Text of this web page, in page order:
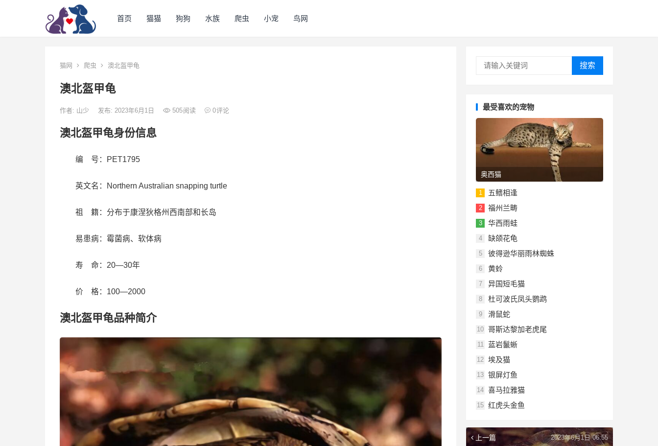
首页 猫猫 狗狗 水族 爬虫 小宠 鸟网
猫网 爬虫 澳北盔甲龟
澳北盔甲龟
作者: 山少 发布: 2023年6月1日 505阅读 0评论
澳北盔甲龟身份信息
编 号：PET1795
英文名：Northern Australian snapping turtle
祖 籍：分布于康涅狄格州西南部和长岛
易患病：霉菌病、软体病
寿 命：20—30年
价 格：100—2000
澳北盔甲龟品种简介
搜索
最受喜欢的宠物
奥西猫
1 五鳍相逢
2 福州兰畴
3 华西雨蛙
4 缺颌花龟
5 彼得逊华丽雨林蜘蛛
6 黄蛉
7 异国短毛猫
8 杜可波氏凤头鹦鹉
9 滑鼠蛇
10 哥斯达黎加老虎尾
11 蓝岩鬣蜥
12 埃及猫
13 银屏灯鱼
14 喜马拉雅猫
15 红虎头金鱼
上一篇 2023年6月1日 06:55